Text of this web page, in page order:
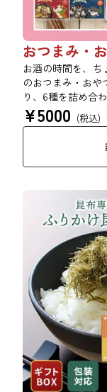
お酒の時間を、ち
のおつまみ・おや
り、6種を詰め合
はもちろん、日常
ぴったりのセッ
様の化粧箱では
お届けとなりま
らかじめご留意く
¥5000 (税込)